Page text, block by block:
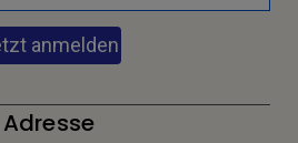
anmelden
Adresse